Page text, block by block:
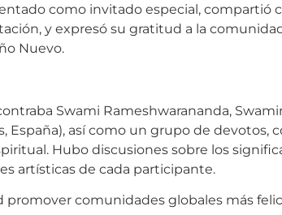
como invitado especial, compartió
y expresó su gratitud a la
Nuevo.
Swami Rameshwarananda,
España), así como un grupo de
Hubo discusiones sobre los
artísticas de cada participante.
promover comunidades globales más